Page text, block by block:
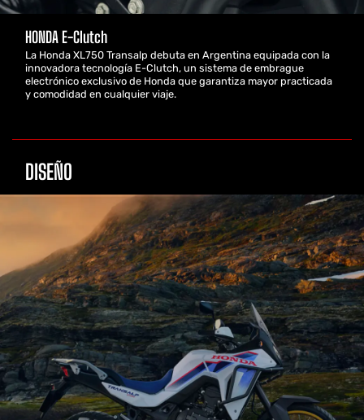
HONDA E-Clutch
La Honda XL750 Transalp debuta en Argentina equipada con la
innovadora tecnología E-Clutch, un sistema de embrague
electrónico exclusivo de Honda que garantiza mayor practicada
y comodidad en cualquier viaje.
DISEÑO